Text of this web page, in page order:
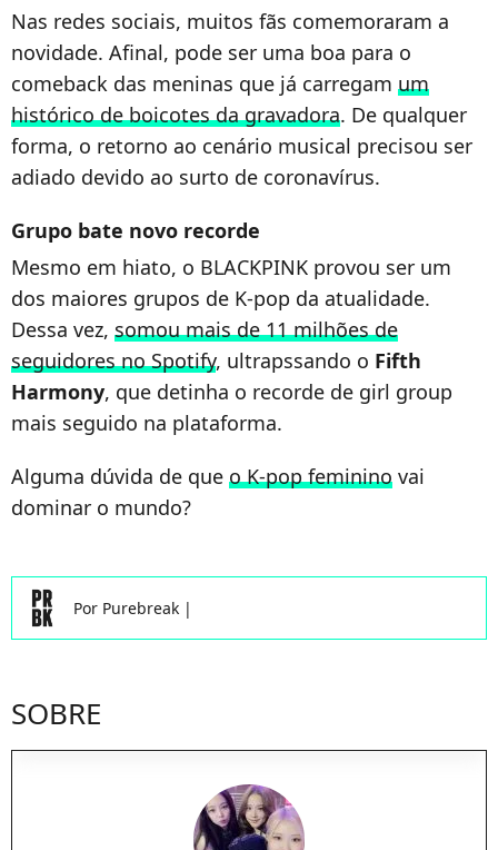
Nas redes sociais, muitos fãs comemoraram a
novidade. Afinal, pode ser uma boa para o
comeback das meninas que já carregam um
histórico de boicotes da gravadora. De qualquer
forma, o retorno ao cenário musical precisou ser
adiado devido ao surto de coronavírus.
Grupo bate novo recorde
Mesmo em hiato, o BLACKPINK provou ser um
dos maiores grupos de K-pop da atualidade.
Dessa vez, somou mais de 11 milhões de
seguidores no Spotify, ultrapssando o Fifth
Harmony, que detinha o recorde de girl group
mais seguido na plataforma.
Alguma dúvida de que o K-pop feminino vai
dominar o mundo?
Por Purebreak |
SOBRE